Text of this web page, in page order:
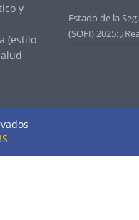
y
(estilo
Estado de la
(SOFI) 2025: